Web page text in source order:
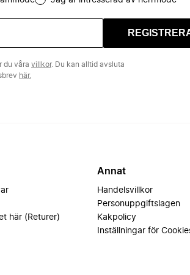
du våra villkor. Du kan alltid avsluta
här.
här (Returer)
Annat
Handelsvillkor
Personuppgiftslagen
Kakpolicy
Inställningar för